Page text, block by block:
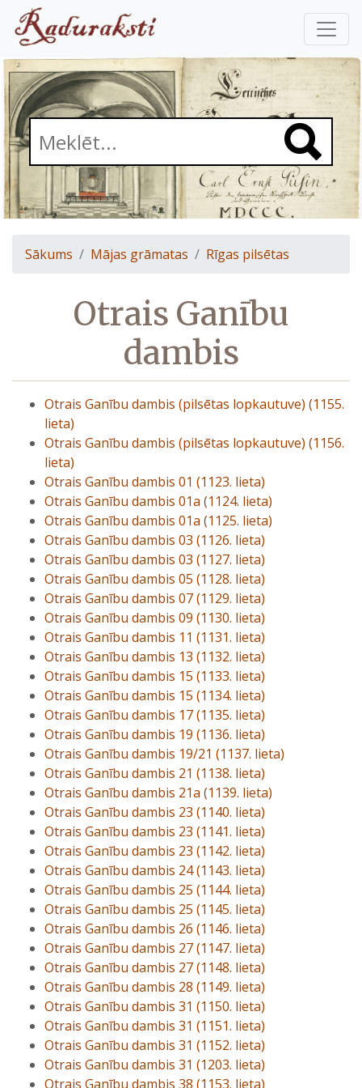
Sākums Mājas grāmatas Rīgas pilsētas
Otrais Ganību
dambis
Otrais Ganību dambis (pilsētas lopkautuve) (1155.
lieta)
Otrais Ganību dambis (pilsētas lopkautuve) (1156.
lieta)
Otrais Ganību dambis 01 (1123. lieta)
Otrais Ganību dambis 01a (1124. lieta)
Otrais Ganību dambis 01a (1125. lieta)
Otrais Ganību dambis 03 (1126. lieta)
Otrais Ganību dambis 03 (1127. lieta)
Otrais Ganību dambis 05 (1128. lieta)
Otrais Ganību dambis 07 (1129. lieta)
Otrais Ganību dambis 09 (1130. lieta)
Otrais Ganību dambis 11 (1131. lieta)
Otrais Ganību dambis 13 (1132. lieta)
Otrais Ganību dambis 15 (1133. lieta)
Otrais Ganību dambis 15 (1134. lieta)
Otrais Ganību dambis 17 (1135. lieta)
Otrais Ganību dambis 19 (1136. lieta)
Otrais Ganību dambis 19/21 (1137. lieta)
Otrais Ganību dambis 21 (1138. lieta)
Otrais Ganību dambis 21a (1139. lieta)
Otrais Ganību dambis 23 (1140. lieta)
Otrais Ganību dambis 23 (1141. lieta)
Otrais Ganību dambis 23 (1142. lieta)
Otrais Ganību dambis 24 (1143. lieta)
Otrais Ganību dambis 25 (1144. lieta)
Otrais Ganību dambis 25 (1145. lieta)
Otrais Ganību dambis 26 (1146. lieta)
Otrais Ganību dambis 27 (1147. lieta)
Otrais Ganību dambis 27 (1148. lieta)
Otrais Ganību dambis 28 (1149. lieta)
Otrais Ganību dambis 31 (1150. lieta)
Otrais Ganību dambis 31 (1151. lieta)
Otrais Ganību dambis 31 (1152. lieta)
Otrais Ganību dambis 31 (1203. lieta)
Otrais Ganību dambis 38 (1153. lieta)